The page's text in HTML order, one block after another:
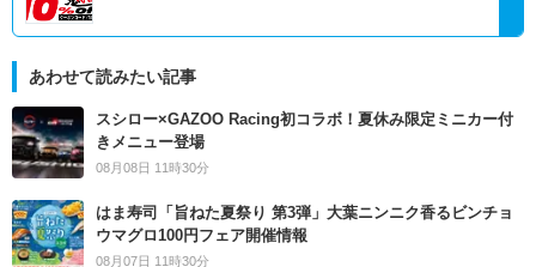
あわせて読みたい記事
スシロー×GAZOO Racing初コラボ！夏休み限定ミニカー付
きメニュー登場
08月08日 11時30分
はま寿司「旨ねた夏祭り 第3弾」大葉ニンニク香るビンチョ
ウマグロ100円フェア開催情報
08月07日 11時30分